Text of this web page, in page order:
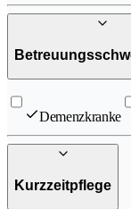
Demenzkranke
Kurzzeitpflege